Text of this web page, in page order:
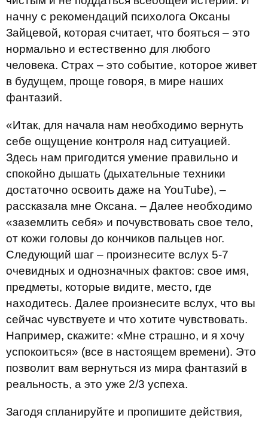
начну с рекомендаций психолога Оксаны
Зайцевой, которая считает, что бояться – это
нормально и естественно для любого
человека. Страх – это событие, которое живет
в будущем, проще говоря, в мире наших
фантазий.
«Итак, для начала нам необходимо вернуть
себе ощущение контроля над ситуацией.
Здесь нам пригодится умение правильно и
спокойно дышать (дыхательные техники
достаточно освоить даже на YouTube), –
рассказала мне Оксана. – Далее необходимо
«заземлить себя» и почувствовать свое тело,
от кожи головы до кончиков пальцев ног.
Следующий шаг – произнесите вслух 5-7
очевидных и однозначных фактов: свое имя,
предметы, которые видите, место, где
находитесь. Далее произнесите вслух, что вы
сейчас чувствуете и что хотите чувствовать.
Например, скажите: «Мне страшно, и я хочу
успокоиться» (все в настоящем времени). Это
позволит вам вернуться из мира фантазий в
реальность, а это уже 2/3 успеха.
Загодя спланируйте и пропишите действия,